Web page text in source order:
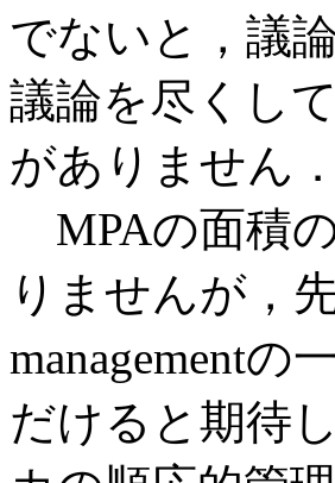
でないと，議
議論を尽くし
がありません．
MPAの面積
りませんが，
management
だけると期待